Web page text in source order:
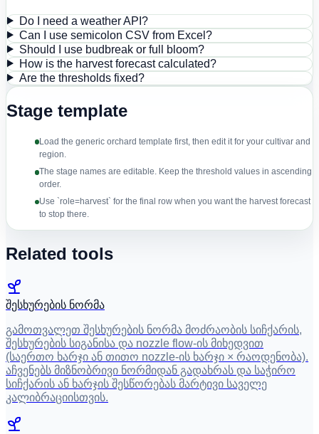
Do I need a weather API?
Can I use semicolon CSV from Excel?
Should I use budbreak or full bloom?
How is the harvest forecast calculated?
Are the thresholds fixed?
Stage template
Load the generic orchard template first, then edit it for your cultivar and
region.
The stage names are editable. Keep the threshold values in ascending
order.
Use `role=harvest` for the final row when you want the harvest forecast
to stop there.
Related tools
შესხურების ნორმა
გამოთვალეთ შესხურების ნორმა მოძრაობის სიჩქარის,
შესხურების სიგანისა და nozzle flow-ის მიხედვით
(საერთო ხარჯი ან თითო nozzle-ის ხარჯი × რაოდენობა).
აჩვენებს მიზნობრივი ნორმიდან გადახრას და საჭირო
სიჩქარის ან ხარჯის შესწორებას მარტივი საველე
კალიბრაციისთვის.